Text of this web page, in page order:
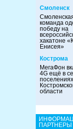
Смоленск
команда
победу на
хакатоне
Енисея»
Кострома
МегаФон
4G ещё в
поселениях
области
ПАРТНЕРЫ